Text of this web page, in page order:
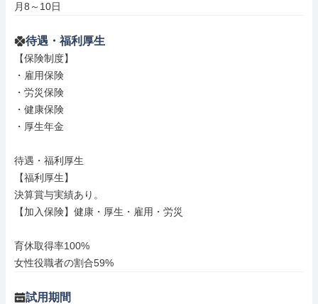
月8～10日
待遇・福利厚生
【保険制度】
・雇用保険
・労災保険
・健康保険
・厚生年金
待遇・福利厚生
【福利厚生】
決算賞与実績あり。
【加入保険】健康・厚生・雇用・労災
育休取得率100%
女性役職者の割合59%
試用期間